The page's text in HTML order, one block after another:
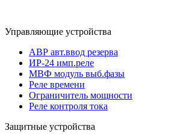
Управляющие устройства
АВР авт.ввод резерва
ИР-24 имп.реле
МВФ модуль выб.фазы
Реле времени
Ограничитель мощности
Реле контроля тока
Защитные устройства